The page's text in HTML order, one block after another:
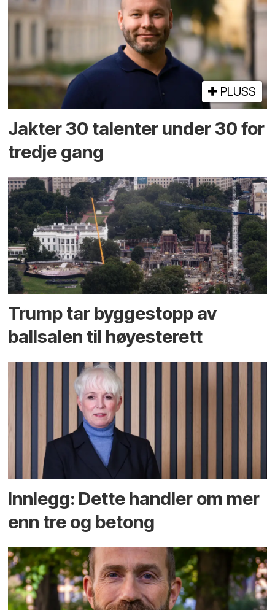
PLUSS
Jakter 30 talenter under 30 for
tredje gang
Trump tar byggestopp av
ballsalen til høyesterett
Innlegg: Dette handler om mer
enn tre og betong